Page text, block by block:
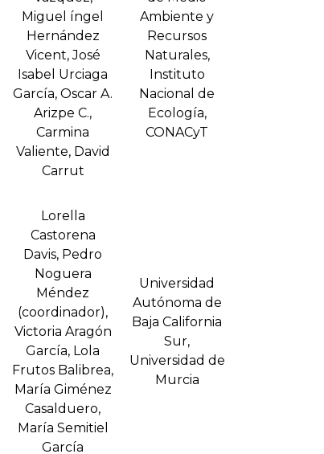
Miguel íngel
Hernández
Vicent, José
Isabel Urciaga
Garcí­a, Oscar A.
Arizpe C.,
Carmina
Valiente, David
Carrut
Ambiente y
Recursos
Naturales,
Instituto
Nacional de
Ecologí­a,
CONACyT
Lorella
Castorena
Davis, Pedro
Noguera
Méndez
(coordinador),
Victoria Aragón
Garcí­a, Lola
Frutos Balibrea,
Marí­a Giménez
Casalduero,
Marí­a Semitiel
Garcí­a
Universidad
Autónoma de
Baja California
Sur,
Universidad de
Murcia